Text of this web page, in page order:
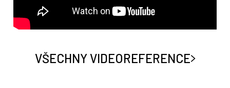
VŠECHNY VIDEOREFERENCE